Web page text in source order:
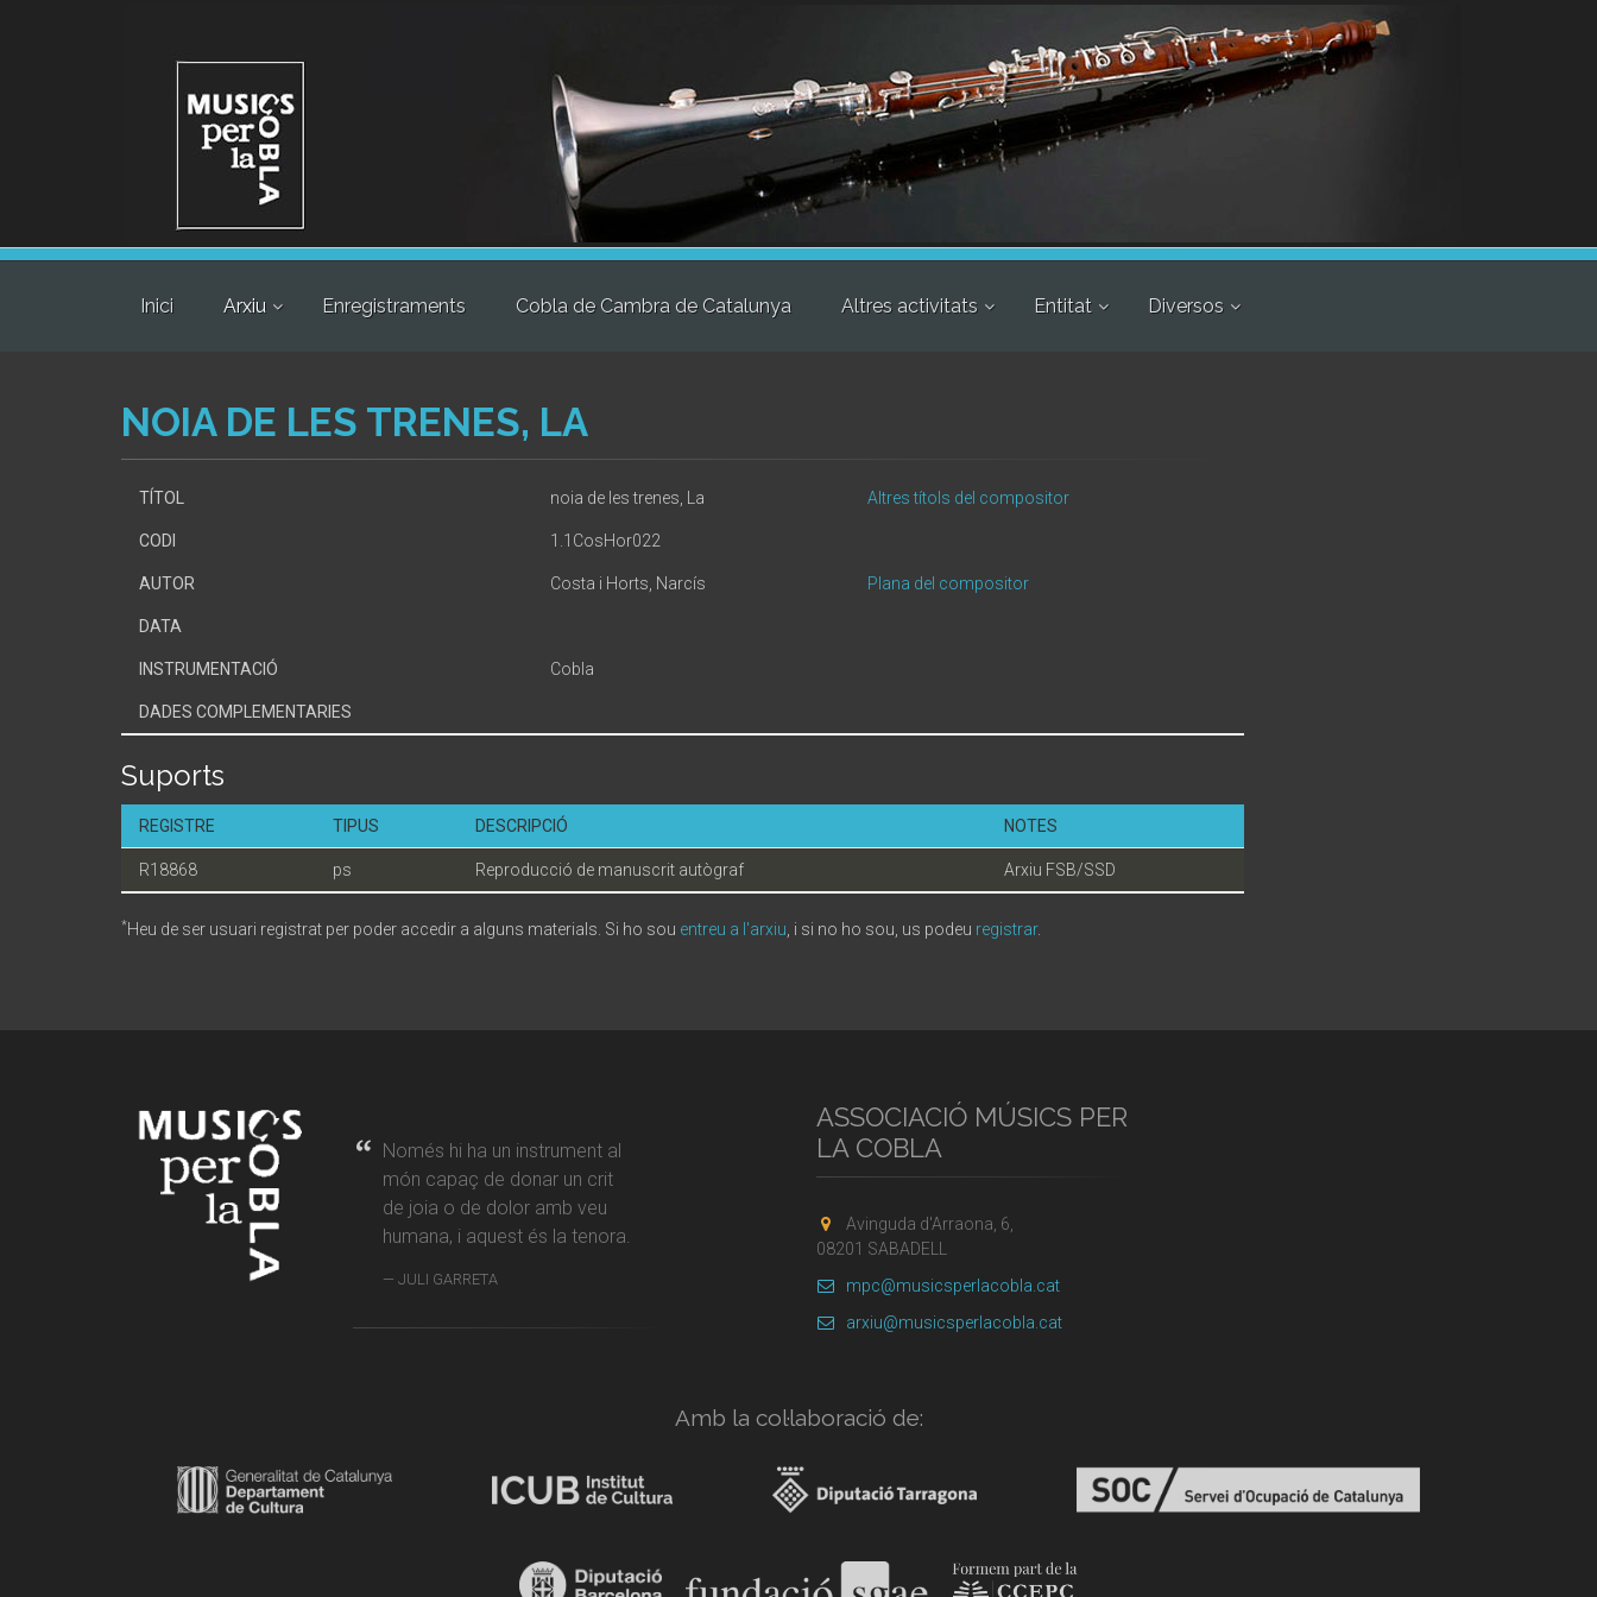
Inici Arxiu Enregistraments Cobla de Cambra de Catalunya Altres activitats Entitat Diversos
NOIA DE LES TRENES, LA
TÍTOL noia de les trenes, La Altres títols del compositor
CODI 1.1CosHor022
AUTOR Costa i Horts, Narcís Plana del compositor
DATA
INSTRUMENTACIÓ Cobla
DADES COMPLEMENTARIES
Suports
REGISTRE TIPUS DESCRIPCIÓ NOTES
R18868 ps Reproducció de manuscrit autògraf Arxiu FSB/SSD
*Heu de ser usuari registrat per poder accedir a alguns materials. Si ho sou entreu a l'arxiu , i si no ho sou, us podeu registrar.
Només hi ha un instrument al
món capaç de donar un crit
de joia o de dolor amb veu
humana, i aquest és la tenora.
JULI GARRETA
ASSOCIACIÓ MÚSICS PER
LA COBLA
Avinguda d'Arraona, 6,
08201 SABADELL
mpc@musicsperlacobla.cat
arxiu@musicsperlacobla.cat
Amb la col·laboració de: